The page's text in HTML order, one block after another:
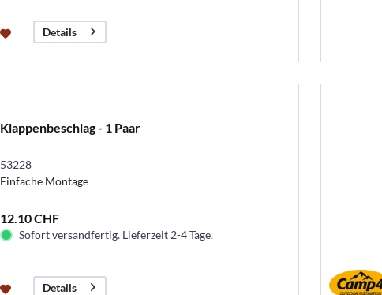
Details
Klappenbeschlag - 1 Paar
53228
Einfache Montage
12.10 CHF
Sofort versandfertig. Lieferzeit 2-4 Tage.
Details